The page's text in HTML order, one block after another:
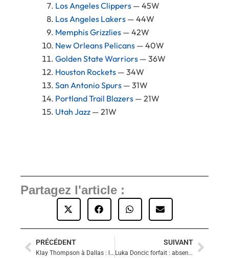
Los Angeles Clippers — 45W
Los Angeles Lakers — 44W
Memphis Grizzlies — 42W
New Orleans Pelicans — 40W
Golden State Warriors — 36W
Houston Rockets — 34W
San Antonio Spurs — 31W
Portland Trail Blazers — 21W
Utah Jazz — 21W
Partagez l'article :
Précédent
PRÉCÉDENT
Klay Thompson à Dallas : le trio magique avec Doncic et Irving
SUIVANT
Luka Doncic forfait : absent au moins une semaine pour blessure au mollet